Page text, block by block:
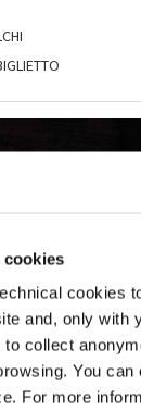
cookies
cookies
and, only with
collect
You can
For more